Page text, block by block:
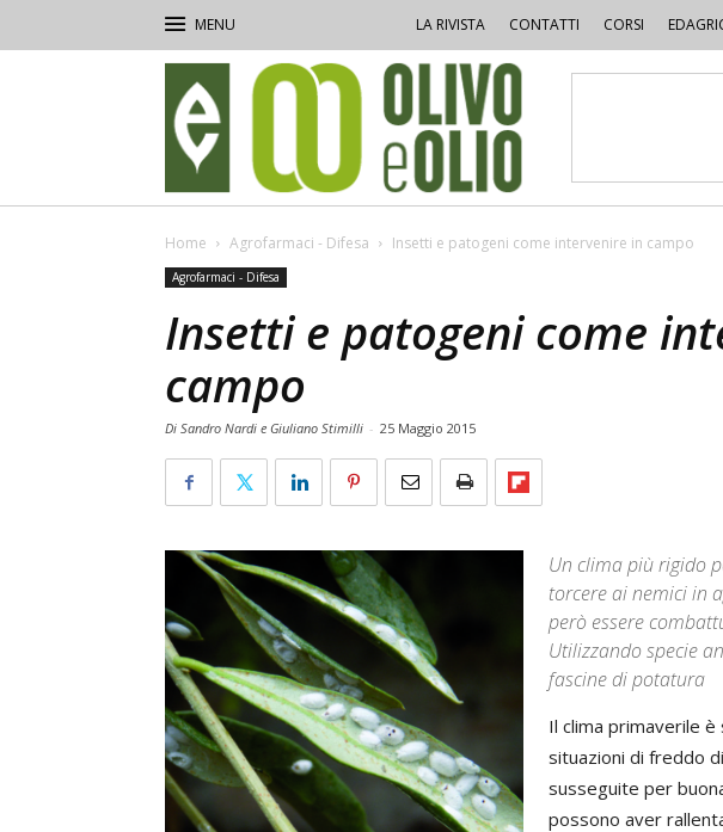
LA RIVISTA CONTATTI CORSI
e
Olio
Home Agrofarmaci - Difesa Insetti e patogeni come intervenire in campo
Agrofarmaci - Difesa
Insetti e patogeni come
campo
Di Sandro Nardi e Giuliano Stimilli - 25 Maggio 2015
Un clima più rigido
torcere ai nemici in
però essere
Utilizzando specie
fascine di potatura
Il clima primaverile
situazioni di freddo
susseguite per
possono aver